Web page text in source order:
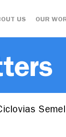
US OUR